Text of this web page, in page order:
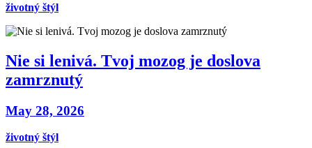
životný štýl
Nie si lenivá. Tvoj mozog je doslova
zamrznutý
May 28, 2026
životný štýl